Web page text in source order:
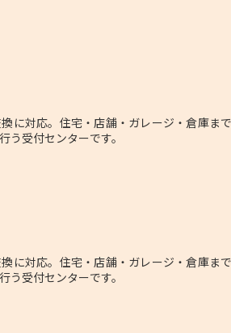
に対応。住宅・店舗・ガレージ・倉庫ま
う受付センターです。
に対応。住宅・店舗・ガレージ・倉庫ま
う受付センターです。